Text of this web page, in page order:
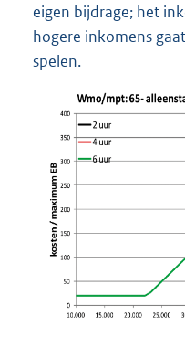
eigen bijdrage; het
hogere inkomens
spelen.